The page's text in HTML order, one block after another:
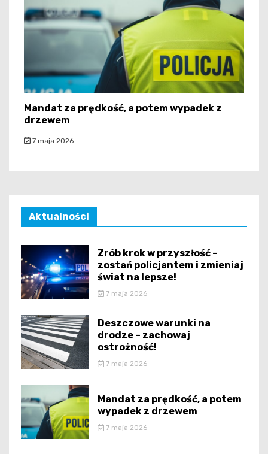
Mandat za prędkość, a potem wypadek z
drzewem
7 maja 2026
Aktualności
Zrób krok w przyszłość –
zostań policjantem i zmieniaj
świat na lepsze!
7 maja 2026
Deszczowe warunki na
drodze – zachowaj
ostrożność!
7 maja 2026
Mandat za prędkość, a potem
wypadek z drzewem
7 maja 2026